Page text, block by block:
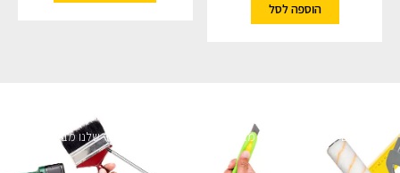
הוספה לסל
השארו מעודכנים
מעוניינים לקבל עדכונים על מבצעים והנחות הירשמו לניוזלטר שלנו מבטיחים לא